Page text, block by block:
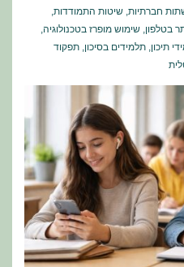
חברתיות, שיטות התמודדות,
בטלפון, שימוש מופרז בטכנולוגיה,
תיכון, תלמידים בסיכון, תפקוד